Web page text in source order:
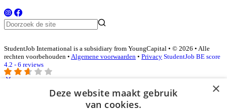
StudentJob International is a subsidiary from YoungCapital • © 2026 • Alle
rechten voorbehouden • Algemene voorwaarden • Privacy StudentJob BE score
4.2 - 6 reviews
Inloggen als bedrijf
×
Deze website maakt gebruik
van cookies.